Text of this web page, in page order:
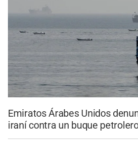
Emiratos Árabes Unidos
iraní contra un buque